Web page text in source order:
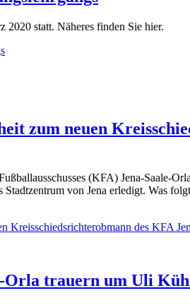
2020 statt. Näheres finden Sie hier.
zum neuen
(KFA) Jena-Saale-
von Jena erledigt. Was
des KFA
Orla trauern um Uli